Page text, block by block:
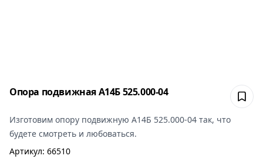
Опора подвижная А14Б 525.000-04
Изготовим опору подвижную А14Б 525.000-04 так, что
будете смотреть и любоваться.
Артикул: 66510